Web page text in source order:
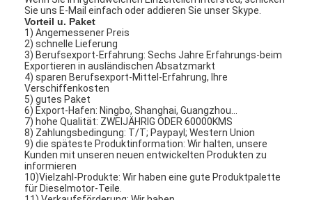
Sie uns E-Mail einfach oder addieren Sie unser Skype.
Vorteil u. Paket
1) Angemessener Preis
2) schnelle Lieferung
3) Berufsexport-Erfahrung: Sechs Jahre Erfahrungs-beim
Exportieren in ausländischen Absatzmarkt
4) sparen Berufsexport-Mittel-Erfahrung, Ihre
Verschiffenkosten
5) gutes Paket
6) Export-Hafen: Ningbo, Shanghai, Guangzhou…
7) hohe Qualität: ZWEIJÄHRIG ODER 60000KMS
8) Zahlungsbedingung: T/T; Paypayl; Western Union
9) die späteste Produktinformation: Wir halten, unsere
Kunden mit unseren neuen entwickelten Produkten zu
informieren
10)Vielzahl-Produkte: Wir haben eine gute Produktpalette
für Dieselmotor-Teile.